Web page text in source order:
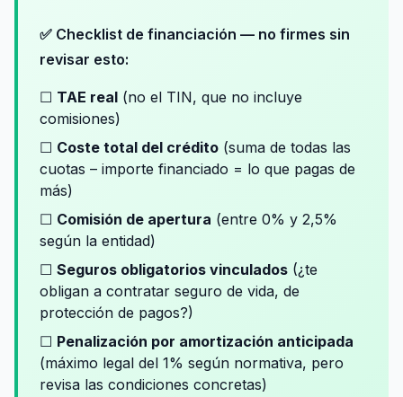
✅ Checklist de financiación — no firmes sin
revisar esto:
☐ TAE real (no el TIN, que no incluye
comisiones)
☐ Coste total del crédito (suma de todas las
cuotas – importe financiado = lo que pagas de
más)
☐ Comisión de apertura (entre 0% y 2,5%
según la entidad)
☐ Seguros obligatorios vinculados (¿te
obligan a contratar seguro de vida, de
protección de pagos?)
☐ Penalización por amortización anticipada
(máximo legal del 1% según normativa, pero
revisa las condiciones concretas)